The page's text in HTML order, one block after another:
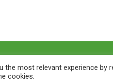
most relevant experience by
cookies.